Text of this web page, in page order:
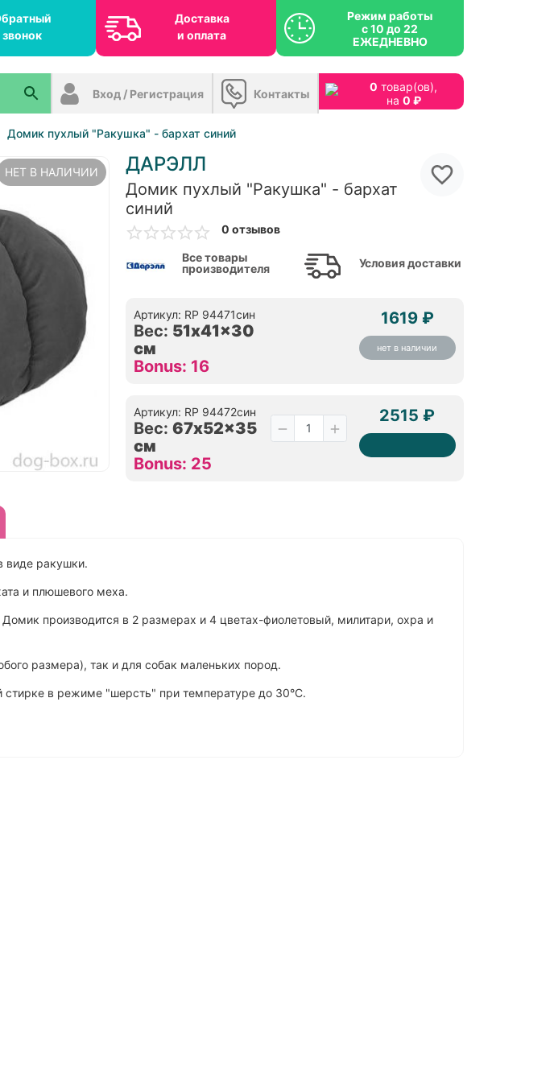
звонок
Доставка
и оплата
Режим работы
с 10 до 22
ЕЖЕДНЕВНО
0 товар(ов),
на 0 ₽
Вход / Регистрация Контакты
Домик пухлый "Ракушка" - бархат синий
НЕТ В НАЛИЧИИ ДАРЭЛЛ
Домик пухлый "Ракушка" - бархат
синий
0 отзывов
Все товары
производителя
Условия доставки
Артикул: RP 94471син
Вес: 51x41x30
см
Bonus: 16
1619 ₽
нет в наличии
Артикул: RP 94472син
Вес: 67x52x35
см
Bonus: 25
2515 ₽
виде ракушки.
и плюшевого меха.
производится в 2 размерах и 4 цветах-фиолетовый, милитари, охра и
размера), так и для собак маленьких пород.
в режиме "шерсть" при температуре до 30°C.